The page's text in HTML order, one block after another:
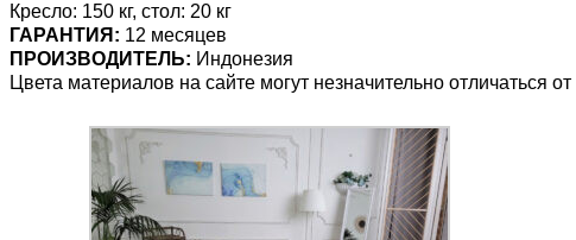
Кресло: 150 кг, стол: 20 кг
ГАРАНТИЯ: 12 месяцев
ПРОИЗВОДИТЕЛЬ: Индонезия
Цвета материалов на сайте могут незначительно отличаться